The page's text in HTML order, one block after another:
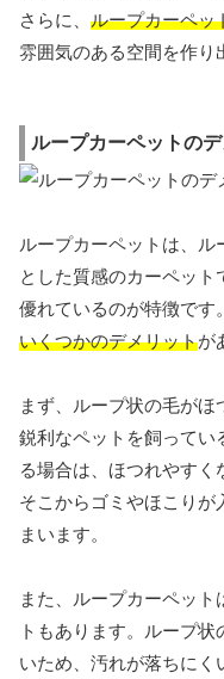
さらに、 ループカーペッ
雰囲気のある空間を作り
ループカーペットの
ループカーペットは、ル
とした質感のカーペット
優れているのが特徴です
いくつかのデメリットが
まず、ループ状の毛が
鋭利なペットを飼ってい
る場合は、ほつれやすく
そこからゴミやほこりが
まいます。
また、ループカーペッ
トもあります。ループ
いため、汚れが落ちにく